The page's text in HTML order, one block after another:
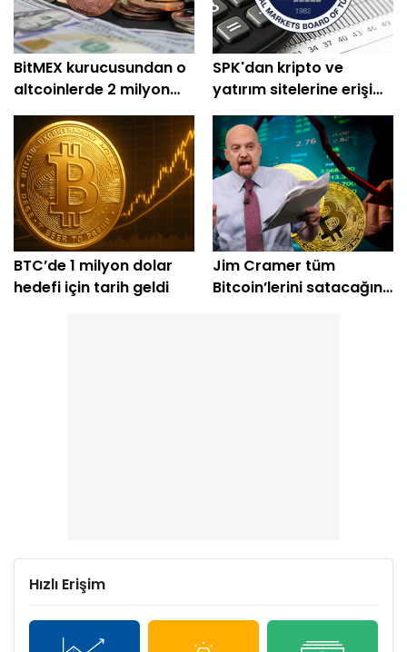
BitMEX kurucusundan o
altcoinlerde 2 milyon
dolarlık alım
SPK'dan kripto ve
yatırım sitelerine erişim
engeli
BTC’de 1 milyon dolar
hedefi için tarih geldi
Jim Cramer tüm
Bitcoin’lerini satacağını
Hızlı Erişim